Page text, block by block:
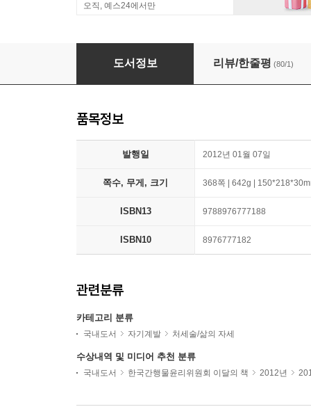
오직, 예스24에서만
잊혀진 질문
도서정보 리뷰/한줄평 (80/1)
품목정보
발행일 2012년 01월 07일
쪽수, 무게, 크기 368쪽 | 642g |
ISBN13 9788976777188
ISBN10 8976777182
관련분류
카테고리 분류
국내도서 자기계발 처세술/삶의 자세
수상내역 및 미디어 추천 분류
국내도서 한국간행물윤리위원회 이달의 책 2012년